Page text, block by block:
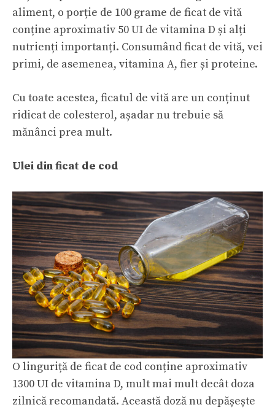
aliment, o porție de 100 grame de ficat de vită
conține aproximativ 50 UI de vitamina D și alți
nutrienți importanți. Consumând ficat de vită, vei
primi, de asemenea, vitamina A, fier și proteine.
Cu toate acestea, ficatul de vită are un conținut
ridicat de colesterol, așadar nu trebuie să
mănânci prea mult.
Ulei din ficat de cod
O linguriță de ficat de cod conține aproximativ
1300 UI de vitamina D, mult mai mult decât doza
zilnică recomandată. Această doză nu depășește